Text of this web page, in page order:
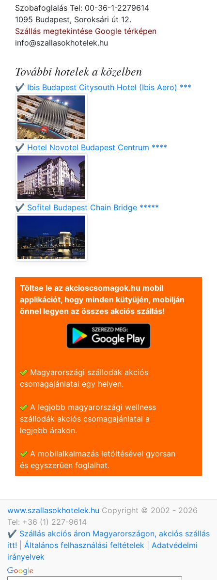
Szobafoglalás Tel: 00-36-1-2279614
1095 Budapest, Soroksári út 12.
Szállás megtekintése Google térképen
info@szallasokhotelek.hu
További hotelek a közelben
✔️ Ibis Budapest Citysouth Hotel (Ibis Aero) ***
✔️ Hotel Novotel Budapest Centrum ****
✔️ Sofitel Budapest Chain Bridge *****
Töltse le az akcioscsomagok.hu mobil
applikációt, hogy minden kütyüjén, mobilján
önnel legyen az összes akciós szállás!
Magyarországi szállodák akciós
csomagajánlatai egy helyen.
A legjobb magyarországi wellness
szállodák akciós csomagajánlatai a
legjobb árakon.
A mobilalkalmazás letöltésével gyorsan
és egyszerũen foglalhat.
www.szallasokhotelek.hu Copyright © 2002 - 2026
Tel: +36 (1) 227-9614
✔️ Szállás akciós áron Magyarországon, akciós szállás
itt!
Általános felhasználási feltételek
Adatvédelmi
irányelvek